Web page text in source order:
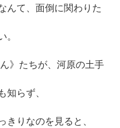
んて、面倒に関わりた
。
》たちが、河原の土手
知らず、
きりなのを見ると、